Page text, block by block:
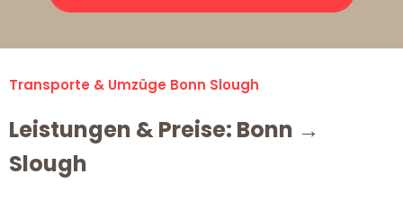
Transporte & Umzüge Bonn Slough
Leistungen & Preise: Bonn →
Slough